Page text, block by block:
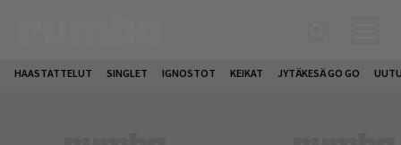
HAASTATTELUT SINGLET IGNOSTOT KEIKAT JYTÄKESÄ GO GO